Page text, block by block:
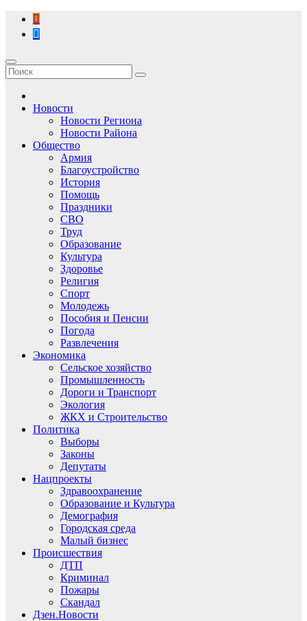
Перейти
содержимому
Новости
Новости Региона
Новости Района
Общество
Армия
Благоустройство
История
Помощь
Праздники
СВО
Труд
Образование
Культура
Здоровье
Религия
Спорт
Молодежь
Пособия и Пенсии
Погода
Развлечения
Экономика
Сельское хозяйство
Промышленность
Дороги и Транспорт
Экология
ЖКХ и Строительство
Политика
Выборы
Законы
Депутаты
Нацпроекты
Здравоохранение
Образование и Культура
Демография
Городская среда
Малый бизнес
Происшествия
ДТП
Криминал
Пожары
Скандал
Дзен.Новости